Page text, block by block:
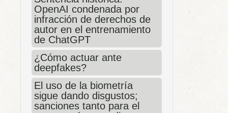
OpenAI condenada por
infracción de derechos de
autor en el entrenamiento
de ChatGPT
¿Cómo actuar ante
deepfakes?
El uso de la biometría
sigue dando disgustos;
sanciones tanto para el